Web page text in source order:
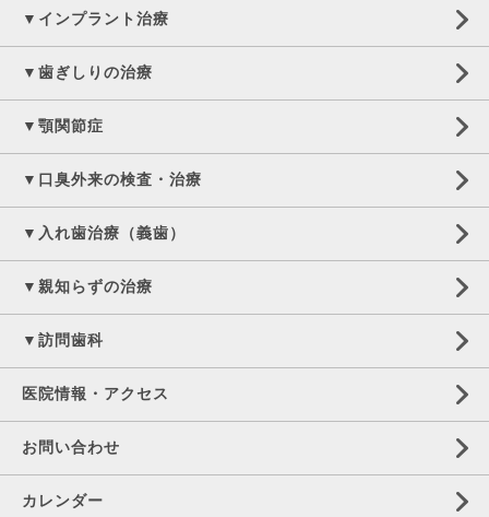
▼インプラント治療
▼歯ぎしりの治療
▼顎関節症
▼口臭外来の検査・治療
▼入れ歯治療（義歯）
▼親知らずの治療
▼訪問歯科
医院情報・アクセス
お問い合わせ
カレンダー